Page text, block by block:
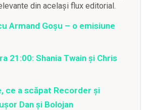
din același flux editorial.
Armand Goșu – o emisiune
21:00: Shania Twain și Chris
ce a scăpat Recorder și
Dan și Bolojan